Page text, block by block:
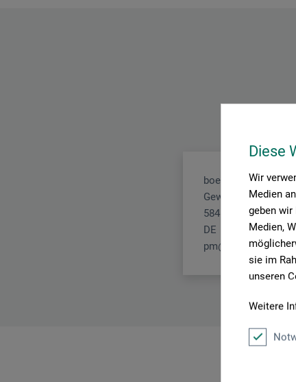
Diese
Wir
Medien
geben wir
Medien,
sie im
unseren
Weitere
boesner GmbH
Gewerkenstr. 2
58456 Witten
DE
pm@boesner.com